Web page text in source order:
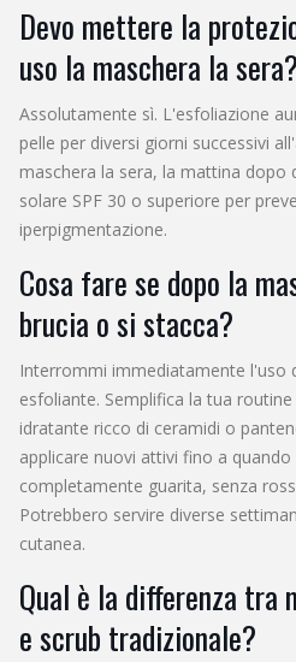
Devo mettere la
uso la maschera la sera?
Assolutamente sì. L'esfoliazione
pelle per diversi giorni successivi
maschera la sera, la mattina dopo
solare SPF 30 o superiore per
iperpigmentazione.
Cosa fare se dopo la
brucia o si stacca?
Interrommi immediatamente l'uso
esfoliante. Semplifica la tua
idratante ricco di ceramidi o
applicare nuovi attivi fino a
completamente guarita, senza
Potrebbero servire diverse
cutanea.
Qual è la differenza tra
e scrub tradizionale?